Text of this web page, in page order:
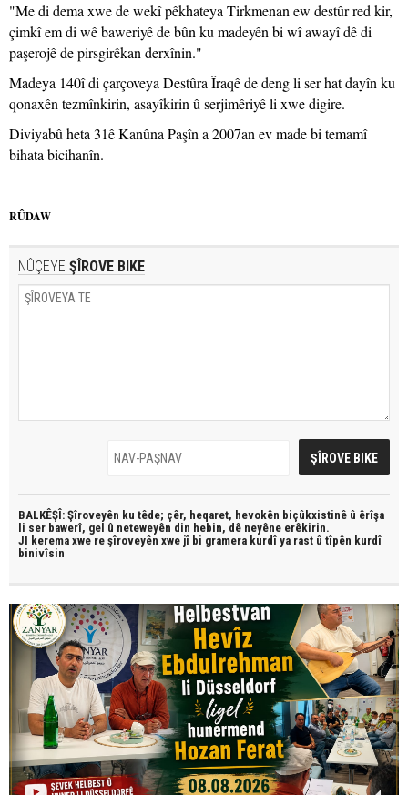
"Me di dema xwe de wekî pêkhateya Tirkmenan ew destûr red kir,
çimkî em di wê baweriyê de bûn ku madeyên bi wî awayî dê di
paşerojê de pirsgirêkan derxînin."
Madeya 140î di çarçoveya Destûra Îraqê de deng li ser hat dayîn ku
qonaxên tezmînkirin, asayîkirin û serjimêriyê li xwe digire.
Diviyabû heta 31ê Kanûna Paşîn a 2007an ev made bi temamî
bihata bicihanîn.
RÛDAW
NÛÇEYE ŞÎROVE BIKE
BALKÊŞÎ: Şîroveyên ku têde; çêr, heqaret, hevokên biçûkxistinê û êrîşa
li ser bawerî, gel û neteweyên din hebin, dê neyêne erêkirin.
JI kerema xwe re şîroveyên xwe jî bi gramera kurdî ya rast û tîpên kurdî
binivîsin